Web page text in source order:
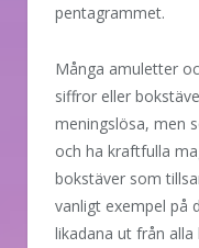
pentagrammet.
Många amuletter
siffror eller
meningslösa, men
och ha kraftfulla
bokstäver som
vanligt exempel på
likadana ut från